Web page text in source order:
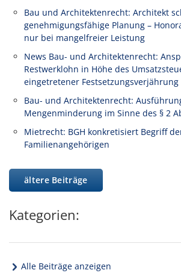
Bau und Architektenrecht: Architekt
genehmigungsfähige Planung –
nur bei mangelfreier Leistung
News Bau- und Architektenrecht:
Restwerklohn in Höhe des
eingetretener Festsetzungsverjährung
Bau- und Architektenrecht:
Mengenminderung im Sinne des § 2
Mietrecht: BGH konkretisiert Begriff
Familienangehörigen
ältere Beiträge
Kategorien:
Alle Beiträge anzeigen